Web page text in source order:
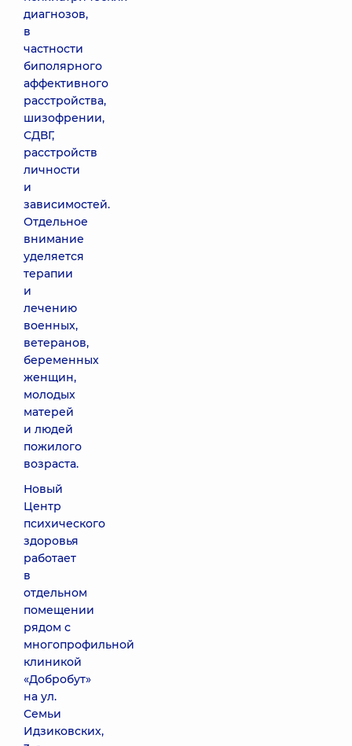
диагнозов,
в
частности
биполярного
аффективного
расстройства,
шизофрении,
СДВГ,
расстройств
личности
и
зависимостей.
Отдельное
внимание
уделяется
терапии
и
лечению
военных,
ветеранов,
беременных
женщин,
молодых
матерей
и людей
пожилого
возраста.
Новый
Центр
психического
здоровья
работает
в
отдельном
помещении
рядом с
многопрофильной
клиникой
«Добробут»
на ул.
Семьи
Идзиковских,